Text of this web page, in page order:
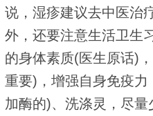
说，湿疹建议去中医治
外，还要注意生活卫生
的身体素质(医生原话)
重要)，增强自身免疫
加酶的)、洗涤灵，尽量